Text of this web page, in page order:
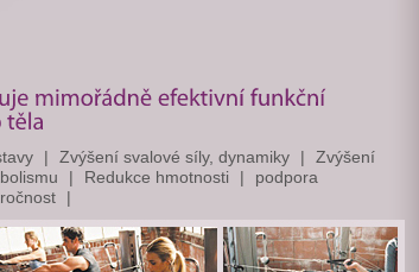
Zvýšení svalové síly, dynamiky
Zvýšení
Redukce hmotnosti
podpora